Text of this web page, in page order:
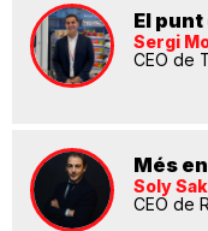
El
Sergi
CEO de
Més
Soly
CEO de